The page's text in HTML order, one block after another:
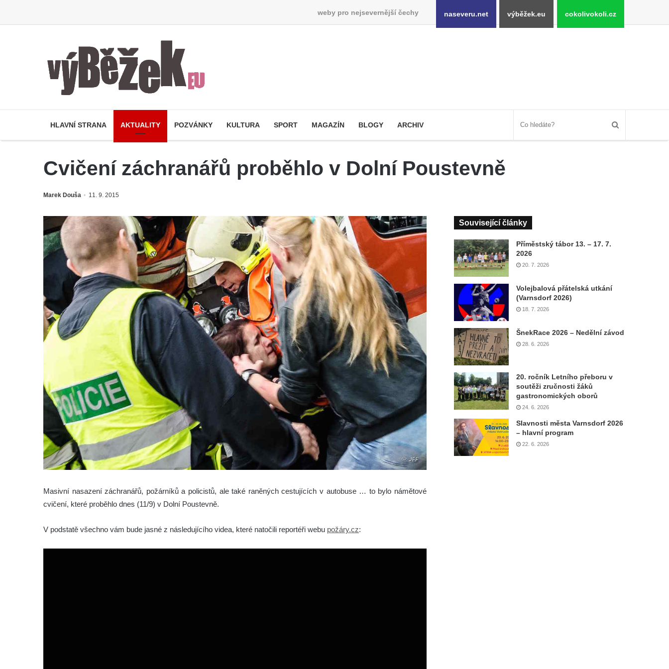
weby pro nejsevernější čechy naseveru.net výběžek.eu cokolivokoli.cz
HLAVNÍ STRANA AKTUALITY POZVÁNKY KULTURA SPORT MAGAZÍN BLOGY ARCHIV
Cvičení záchranářů proběhlo v Dolní Poustevně
Marek Douša 11. 9. 2015
Masivní nasazení záchranářů, požárníků a policistů, ale také raněných cestujících v autobuse … to bylo námětové
cvičení, které proběhlo dnes (11/9) v Dolní Poustevně.
V podstatě všechno vám bude jasné z následujícího videa, které natočili reportéři webu požáry.cz:
Související články
Příměstský tábor 13. – 17. 7.
2026
20. 7. 2026
Volejbalová přátelská utkání
(Varnsdorf 2026)
18. 7. 2026
ŠnekRace 2026 – Nedělní závod
28. 6. 2026
20. ročník Letního přeboru v
soutěži zručnosti žáků
gastronomických oborů
24. 6. 2026
Slavnosti města Varnsdorf 2026
– hlavní program
22. 6. 2026